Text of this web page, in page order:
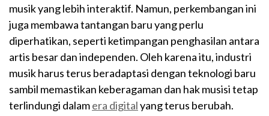
musik yang lebih interaktif. Namun, perkembangan ini
juga membawa tantangan baru yang perlu
diperhatikan, seperti ketimpangan penghasilan antara
artis besar dan independen. Oleh karena itu, industri
musik harus terus beradaptasi dengan teknologi baru
sambil memastikan keberagaman dan hak musisi tetap
terlindungi dalamera digitalyang terus berubah.